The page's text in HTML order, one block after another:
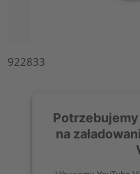
922833
na